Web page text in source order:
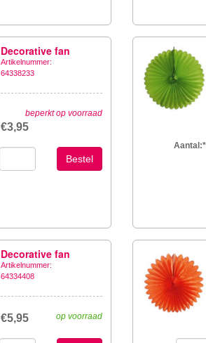
Decorative fan
Artikelnummer:
64338233
beperkt op voorraad
€3,95
Bestel
Aantal:*
Decorative fan
Artikelnummer:
64334408
op voorraad
€5,95